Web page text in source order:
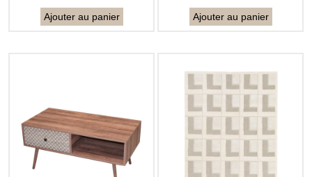
Ajouter au panier Ajouter au panier